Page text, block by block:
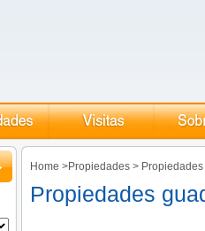
Home >Propiedades >
Propiedades